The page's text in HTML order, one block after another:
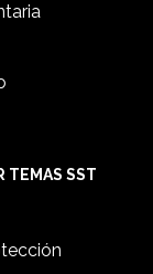
TEMAS SST